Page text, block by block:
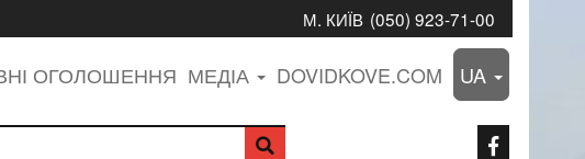
М. КИЇВ (050) 923-71-00
ОГОЛОШЕННЯ МЕДІА DOVIDKOVE.COM UA